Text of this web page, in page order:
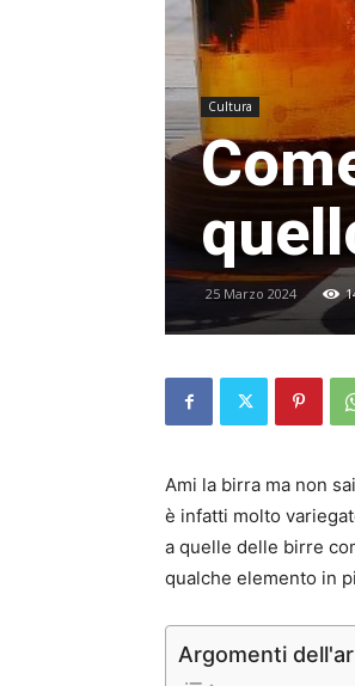
Cultura
25 Marzo 2024
Ami la birra ma non
è infatti molto
a quelle delle birre
qualche elemento in
Argomenti